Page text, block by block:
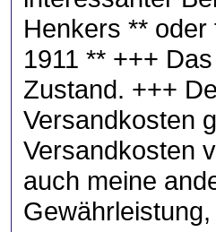
Henkers **
1911 ** +++
Zustand. +++
Versandkosten
Versandkosten
auch meine